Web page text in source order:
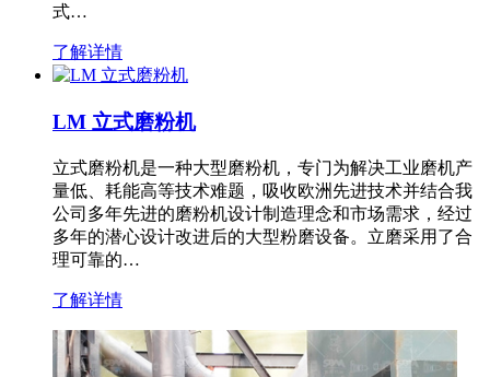
式…
了解详情
LM 立式磨粉机
立式磨粉机是一种大型磨粉机，专门为解决工业磨机产
量低、耗能高等技术难题，吸收欧洲先进技术并结合我
公司多年先进的磨粉机设计制造理念和市场需求，经过
多年的潜心设计改进后的大型粉磨设备。立磨采用了合
理可靠的…
了解详情